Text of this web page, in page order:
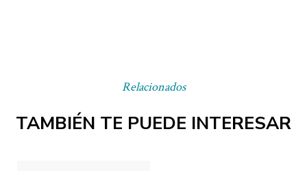
Relacionados
TAMBIÉN TE PUEDE INTERESAR